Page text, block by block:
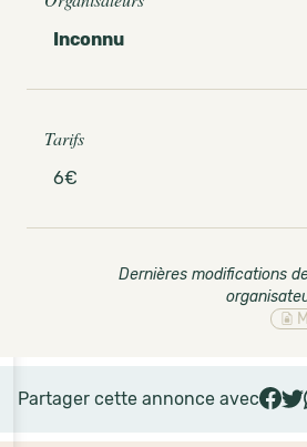
Inconnu
Tarifs
6€
Dernières modifications
Partager cette annonce avec